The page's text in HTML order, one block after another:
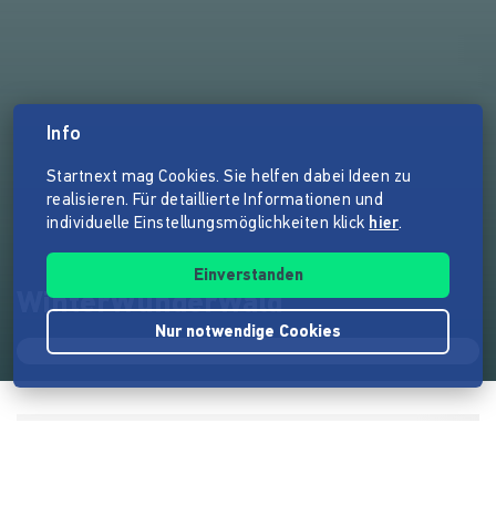
WinterWunderWald
Info
Startnext mag Cookies. Sie helfen dabei Ideen zu
realisieren. Für detaillierte Informationen und
individuelle Einstellungsmöglichkeiten klick hier.
Einverstanden
Nur notwendige Cookies